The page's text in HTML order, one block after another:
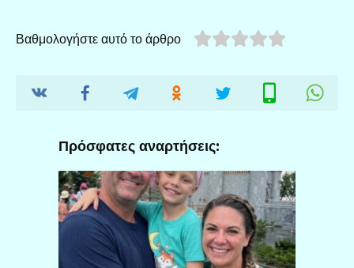
Βαθμολογήστε αυτό το άρθρο
Πρόσφατες αναρτήσεις: